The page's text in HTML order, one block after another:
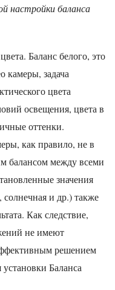
настройки баланса
Баланс белого, это
камеры, задача
цвета
освещения, цвета в
оттенки.
как правило, не в
балансом между всеми
значения
солнечная и др.) также
Как следствие,
не имеют
решением
Баланса